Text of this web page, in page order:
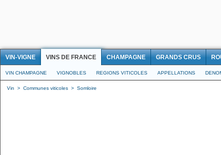
VIN-VIGNE VINS DE FRANCE CHAMPAGNE GRANDS CRUS
VIN CHAMPAGNE VIGNOBLES REGIONS VITICOLES APPELLATIONS
Vin > Communes viticoles > Somloire